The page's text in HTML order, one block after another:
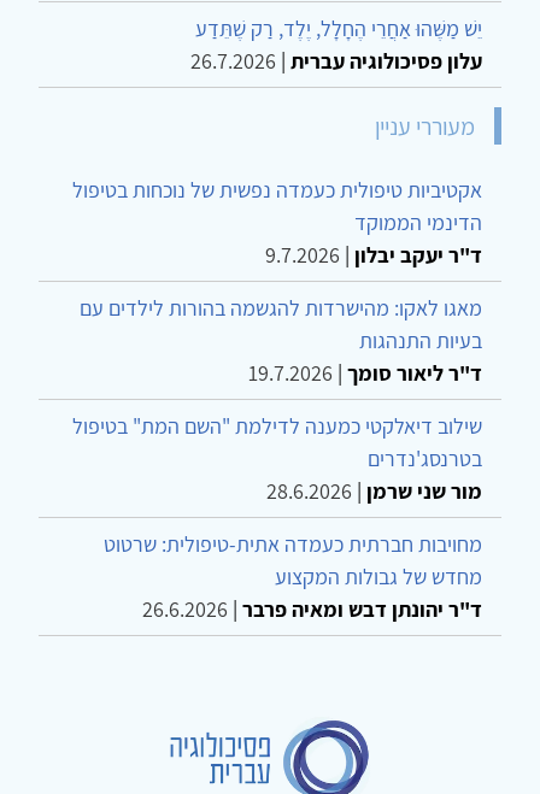
יֵשׁ מַשֶּׁהוּ אַחֲרֵי הֶחָלָל, יֶלֶד, רַק שֶׁתֵּדַע
עלון פסיכולוגיה עברית |
26.7.2026
מעוררי עניין
אקטיביות טיפולית כעמדה נפשית של נוכחות בטיפול
הדינמי הממוקד
ד"ר יעקב יבלון |
9.7.2026
מאגו לאקו: מהישרדות להגשמה בהורות לילדים עם
בעיות התנהגות
ד"ר ליאור סומך |
19.7.2026
שילוב דיאלקטי כמענה לדילמת "השם המת" בטיפול
בטרנסג'נדרים
מור שני שרמן |
28.6.2026
מחויבות חברתית כעמדה אתית-טיפולית: שרטוט
מחדש של גבולות המקצוע
ד"ר יהונתן דבש ומאיה פרבר |
26.6.2026